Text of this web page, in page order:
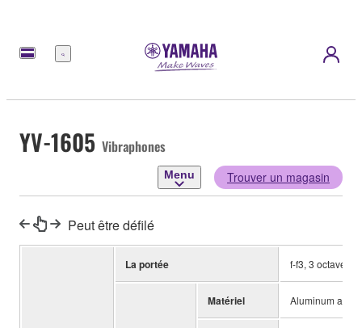
Menu
YV-1605 Vibraphones
Menu Trouver un magasin
Peut être défilé
La portée f-f3, 3 octaves
Matériel Aluminum alloy